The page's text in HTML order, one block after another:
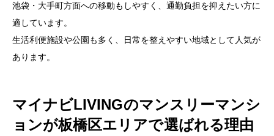
池袋・大手町方面への移動もしやすく、通勤負担を抑えたい方に
適しています。
生活利便施設や公園も多く、日常を整えやすい地域として人気が
あります。
マイナビLIVINGのマンスリーマンシ
ョンが板橋区エリアで選ばれる理由